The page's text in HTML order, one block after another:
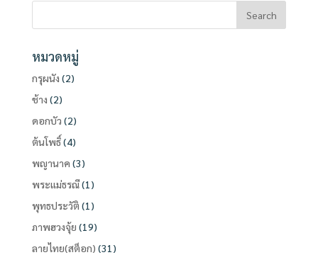
หมวดหมู่
กรุผนัง (2)
ช้าง (2)
ดอกบัว (2)
ต้นโพธิ์(4)
พญานาค (3)
พระแม่ธรณี(1)
พุทธประวัติ (1)
ภาพฮวงจุ้ย (19)
ลายไทย(สต็อก) (31)